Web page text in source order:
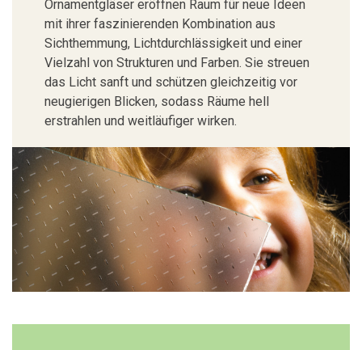
Ornamentgläser eröffnen Raum für neue Ideen
mit ihrer faszinierenden Kombination aus
Sichthemmung, Lichtdurchlässigkeit und einer
Vielzahl von Strukturen und Farben. Sie streuen
das Licht sanft und schützen gleichzeitig vor
neugierigen Blicken, sodass Räume hell
erstrahlen und weitläufiger wirken.